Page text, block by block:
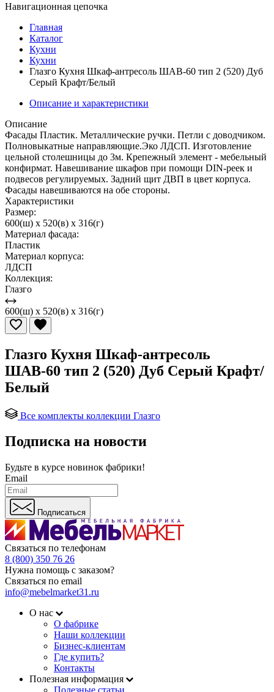
Навигационная цепочка
Главная
Каталог
Кухни
Кухни
Глазго Кухня Шкаф-антресоль ШАВ-60 тип 2 (520) Дуб
Серый Крафт/Белый
Описание и характеристики
Описание
Фасады Пластик. Металлические ручки. Петли с доводчиком.
Полновыкатные направляющие.Эко ЛДСП. Изготовление
цельной столешницы до 3м. Крепежный элемент - мебельный
конфирмат. Навешивание шкафов при помощи DIN-реек и
подвесов регулируемых. Задний щит ДВП в цвет корпуса.
Фасады навешиваются на обе стороны.
Характеристики
Размер:
600(ш) x 520(в) x 316(г)
Материал фасада:
Пластик
Материал корпуса:
ЛДСП
Коллекция:
Глазго
600(ш) x 520(в) x 316(г)
Глазго Кухня Шкаф-антресоль
ШАВ-60 тип 2 (520) Дуб Серый Крафт/
Белый
Все комплекты коллекции Глазго
Подписка на новости
Будьте в курсе новинок фабрики!
Email
Подписаться
Связаться по телефонам
8 (800) 350 76 26
Нужна помощь с заказом?
Связаться по email
info@mebelmarket31.ru
О нас
О фабрике
Наши коллекции
Бизнес-клиентам
Где купить?
Контакты
Полезная информация